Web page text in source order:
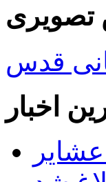
قدس
اخبار
عشایر